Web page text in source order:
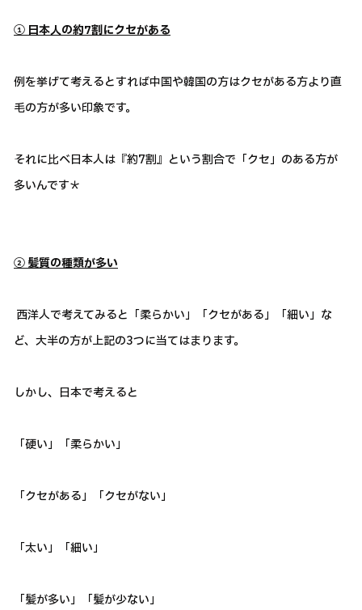
① 日本人の約7割にクセがある
例を挙げて考えるとすれば中国や韓国の方はクセがある方より直
毛の方が多い印象です。
それに比べ日本人は『約7割』という割合で「クセ」のある方が
多いんです＊
② 髪質の種類が多い
西洋人で考えてみると「柔らかい」「クセがある」「細い」な
ど、大半の方が上記の3つに当てはまります。
しかし、日本で考えると
「硬い」「柔らかい」
「クセがある」「クセがない」
「太い」「細い」
「髪が多い」「髪が少ない」